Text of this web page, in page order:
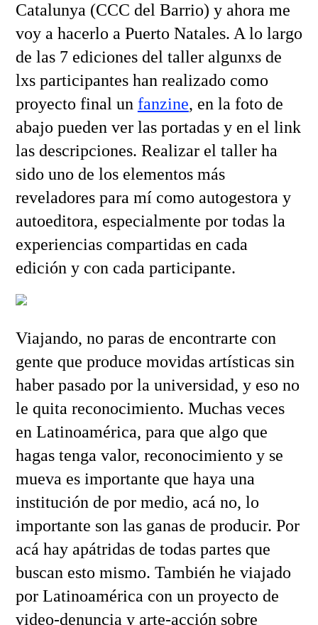
Catalunya (CCC del Barrio) y ahora me
voy a hacerlo a Puerto Natales. A lo largo
de las 7 ediciones del taller algunxs de
lxs participantes han realizado como
proyecto final un fanzine, en la foto de
abajo pueden ver las portadas y en el link
las descripciones. Realizar el taller ha
sido uno de los elementos más
reveladores para mí como autogestora y
autoeditora, especialmente por todas la
experiencias compartidas en cada
edición y con cada participante.
Viajando, no paras de encontrarte con
gente que produce movidas artísticas sin
haber pasado por la universidad, y eso no
le quita reconocimiento. Muchas veces
en Latinoamérica, para que algo que
hagas tenga valor, reconocimiento y se
mueva es importante que haya una
institución de por medio, acá no, lo
importante son las ganas de producir. Por
acá hay apátridas de todas partes que
buscan esto mismo. También he viajado
por Latinoamérica con un proyecto de
video-denuncia y arte-acción sobre